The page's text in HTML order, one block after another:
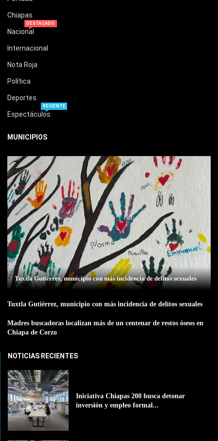
Chiapas
Nacional
DESTACADO
Internacional
Nota Roja
Política
Deportes
Espectáculos
RECIENTE
MUNICIPIOS
Tuxtla Gutiérrez, municipio con más incidencia de delitos sexuales
Tuxtla Gutiérrez, municipio con más incidencia de delitos sexuales
Madres buscadoras localizan más de un centenar de restos óseos en
Chiapa de Corzo
NOTICIAS RECIENTES
Iniciativa Chiapas 200 busca detonar
inversión y empleo formal...